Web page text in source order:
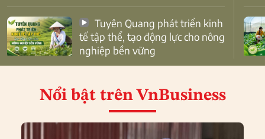
tế tập thể, tạo động lực cho nông
nghiệp bền vững
Nổi bật trên VnBusiness